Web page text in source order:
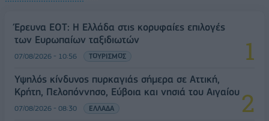
Έρευνα ΕΟΤ: Η Ελλάδα στις κορυφαίες επιλογές
των Ευρωπαίων ταξιδιωτών
07/08/2026 - 10:56 ΤΟΥΡΙΣΜΟΣ
Υψηλός κίνδυνος πυρκαγιάς σήμερα σε Αττική,
Κρήτη, Πελοπόννησο, Εύβοια και νησιά του Αιγαίου
07/08/2026 - 08:30 ΕΛΛΑΔΑ